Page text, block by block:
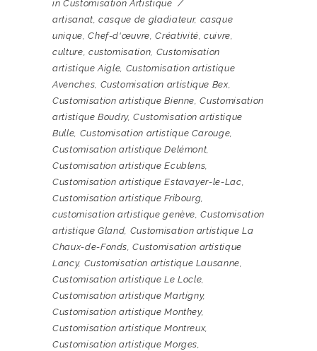
in Customisation Artistique
artisanat,casque de gladiateur, casque
unique,Chef-d'œuvre,Créativité,cuivre,
culture, customisation, Customisation
artistique Aigle, Customisation artistique
Avenches, Customisation artistique Bex,
Customisation artistique Bienne,Customisation
artistique Boudry,Customisation artistique
Bulle, Customisation artistique Carouge,
Customisation artistique Delémont,
Customisation artistique Ecublens,
Customisation artistique Estavayer-le-Lac,
Customisation artistique Fribourg,
customisation artistique genève,Customisation
artistique Gland, Customisation artistique La
Chaux-de-Fonds,Customisation artistique
Lancy, Customisation artistique Lausanne,
Customisation artistique Le Locle,
Customisation artistique Martigny,
Customisation artistique Monthey,
Customisation artistique Montreux,
Customisation artistique Morges,